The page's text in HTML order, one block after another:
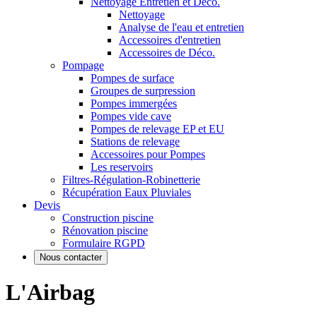
Nettoyage
Analyse de l'eau et entretien
Accessoires d'entretien
Accessoires de Déco.
Pompage
Pompes de surface
Groupes de surpression
Pompes immergées
Pompes vide cave
Pompes de relevage EP et EU
Stations de relevage
Accessoires pour Pompes
Les reservoirs
Filtres-Régulation-Robinetterie
Récupération Eaux Pluviales
Devis
Construction piscine
Rénovation piscine
Formulaire RGPD
Nous contacter
L'Airbag